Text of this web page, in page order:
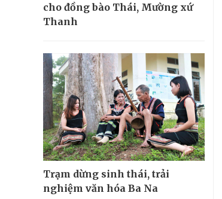
cho đồng bào Thái, Mường xứ
Thanh
Trạm dừng sinh thái, trải
nghiệm văn hóa Ba Na